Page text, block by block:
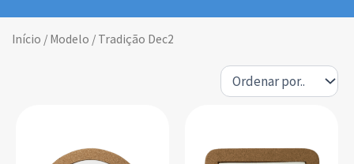
Início / Modelo / Tradição Dec2